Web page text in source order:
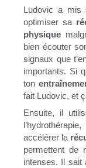
Ludovic a mis
optimiser sa
physique
bien écouter
signaux que
importants. Si
ton
fait Ludovic, et
Ensuite, il
accélérer la
permettent de
intenses. Il sait